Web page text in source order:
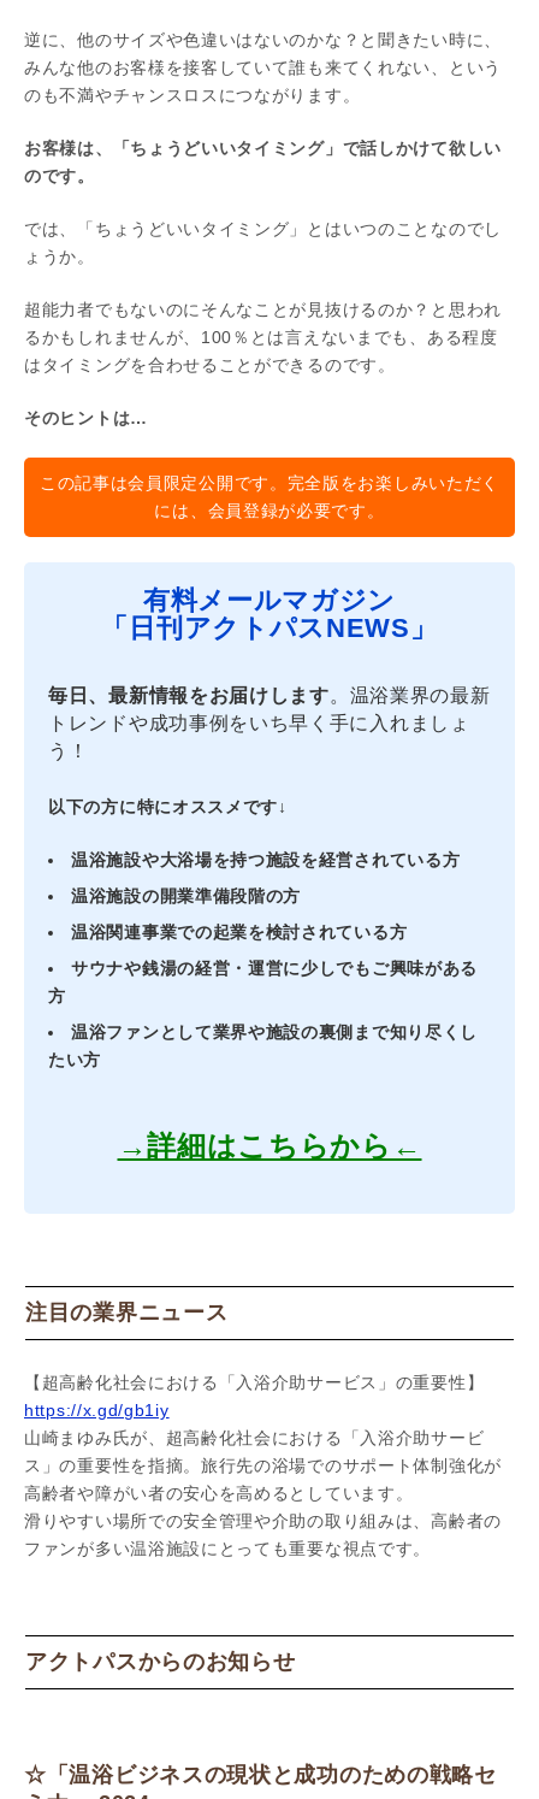
逆に、他のサイズや色違いはないのかな？と聞きたい時に、
みんな他のお客様を接客していて誰も来てくれない、という
のも不満やチャンスロスにつながります。
お客様は、「ちょうどいいタイミング」で話しかけて欲しい
のです。
では、「ちょうどいいタイミング」とはいつのことなのでし
ょうか。
超能力者でもないのにそんなことが見抜けるのか？と思われ
るかもしれませんが、100％とは言えないまでも、ある程度
はタイミングを合わせることができるのです。
そのヒントは…
この記事は会員限定公開です。完全版をお楽しみいただく
には、会員登録が必要です。
有料メールマガジン
「日刊アクトパスNEWS」
毎日、最新情報をお届けします。温浴業界の最新
トレンドや成功事例をいち早く手に入れましょ
う！
以下の方に特にオススメです↓
温浴施設や大浴場を持つ施設を経営されている方
温浴施設の開業準備段階の方
温浴関連事業での起業を検討されている方
サウナや銭湯の経営・運営に少しでもご興味がある
方
温浴ファンとして業界や施設の裏側まで知り尽くし
たい方
→詳細はこちらから←
注目の業界ニュース
【超高齢化社会における「入浴介助サービス」の重要性】
https://x.gd/gb1iy
山崎まゆみ氏が、超高齢化社会における「入浴介助サービ
ス」の重要性を指摘。旅行先の浴場でのサポート体制強化が
高齢者や障がい者の安心を高めるとしています。
滑りやすい場所での安全管理や介助の取り組みは、高齢者の
ファンが多い温浴施設にとっても重要な視点です。
アクトパスからのお知らせ
☆「温浴ビジネスの現状と成功のための戦略セ